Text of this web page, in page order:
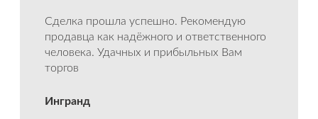
Сделка прошла успешно. Рекомендую
продавца как надёжного и ответственного
человека. Удачных и прибыльных Вам
торгов
Ингранд